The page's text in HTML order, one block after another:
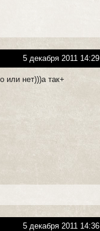
5 декабря 2011 14:29
или нет)))а так+
5 декабря 2011 14:36